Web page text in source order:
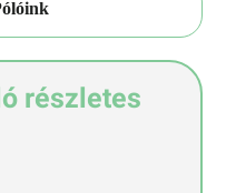
részletes